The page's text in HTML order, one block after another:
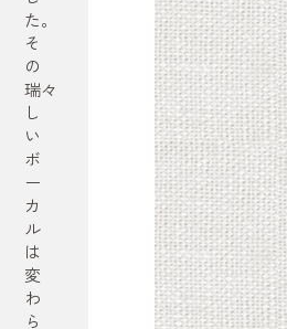
た。
そ
の
瑞々
し
い
ボ
ー
カ
ル
は
変
わ
ら